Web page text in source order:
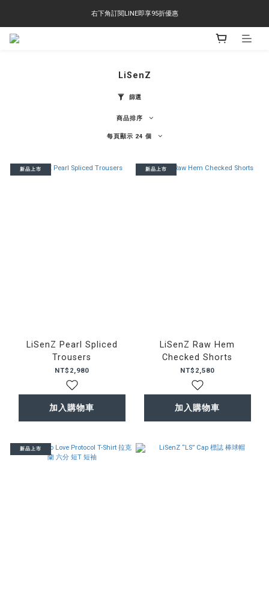
右下角訂閱LINE即享95折優惠
右下角訂閱LINE即享95折優惠
TS-2618 涼感短T 多版型選擇,涼感優惠 單件390 兩件750 三件1000 十件3000
LiSenZ
篩選
商品排序
每頁顯示 24 個
新品上市
LiSenZ Pearl Spliced
Trousers
NT$2,980
加入購物車
新品上市
LiSenZ Raw Hem
Checked Shorts
NT$2,580
加入購物車
新品上市